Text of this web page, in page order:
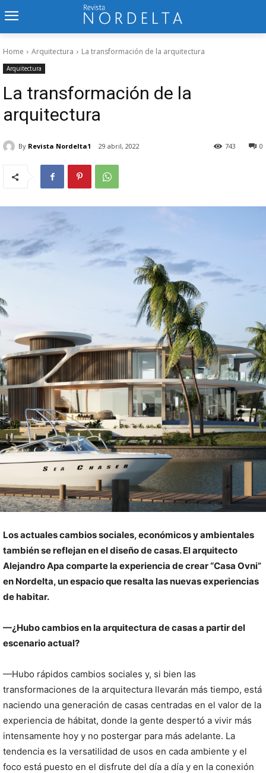
Home Arquitectura La transformación de la arquitectura
Arquitectura
La transformación de la
arquitectura
By Revista Nordelta1 29 abril, 2022 0
743
Los actuales cambios sociales, económicos y ambientales
también se reflejan en el diseño de casas. El arquitecto
Alejandro Apa comparte la experiencia de crear “Casa Ovni”
en Nordelta, un espacio que resalta las nuevas experiencias
de habitar.
—¿Hubo cambios en la arquitectura de casas a partir del
escenario actual?
—Hubo rápidos cambios sociales y, si bien las
transformaciones de la arquitectura llevarán más tiempo, está
naciendo una generación de casas centradas en el valor de la
experiencia de hábitat, donde la gente despertó a vivir más
intensamente hoy y no postergar para más adelante. La
tendencia es la versatilidad de usos en cada ambiente y el
foco está puesto en el disfrute del día a día y en la conexión